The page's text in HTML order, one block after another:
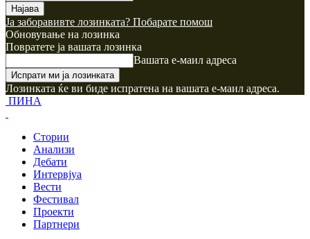
Ја заборавивте лозинката? Побарате помош
Обновување на лозинка
Повратете ја вашата лозинка
Вашата е-маил адреса
Лозинката ќе ви биде испратена на вашата е-маил адреса.
ПИНА
Стории
Анализи
Дебати
Интервјуа
Вести
Фестивал
Проекти
Партнери